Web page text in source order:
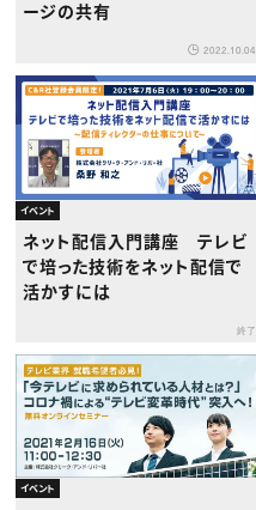
ージの共有
2022.10.04
イベント
ネット配信入門講座 テレビ
で培った技術をネット配信で
活かすには
終了
イベント